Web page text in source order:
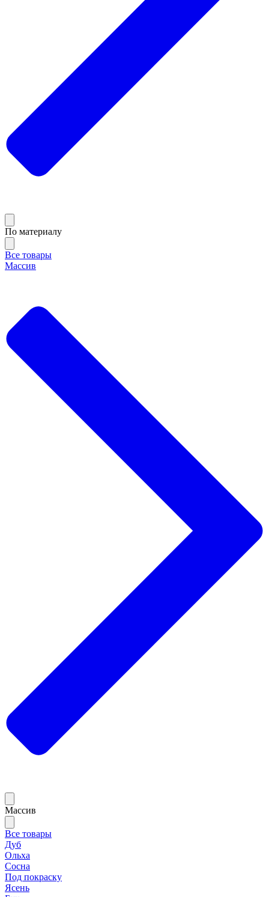
По материалу
Все товары
Массив
Массив
Все товары
Дуб
Ольха
Сосна
Под покраску
Ясень